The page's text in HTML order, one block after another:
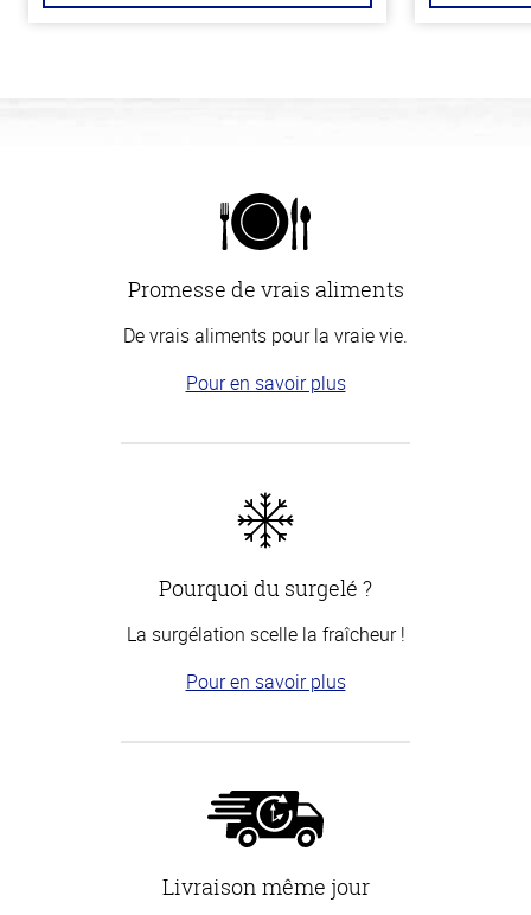
Promesse de vrais aliments
De vrais aliments pour la vraie vie.
Pour en savoir plus
Pourquoi du surgelé ?
La surgélation scelle la fraîcheur !
Pour en savoir plus
Livraison même jour